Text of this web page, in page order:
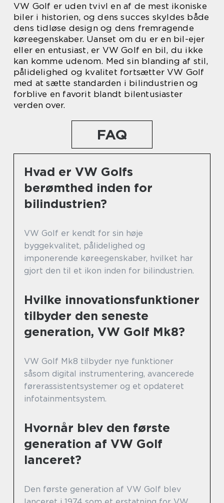
VW Golf er uden tvivl en af de mest ikoniske
biler i historien, og dens succes skyldes både
dens tidløse design og dens fremragende
køreegenskaber. Uanset om du er en bil-ejer
eller en entusiast, er VW Golf en bil, du ikke
kan komme udenom. Med sin blanding af stil,
pålidelighed og kvalitet fortsætter VW Golf
med at sætte standarden i bilindustrien og
forblive en favorit blandt bilentusiaster
verden over.
FAQ
Hvad er VW Golfs
berømthed inden for
bilindustrien?
VW Golf er kendt for sin høje
byggekvalitet, pålidelighed og
imponerende køreegenskaber, hvilket har
gjort den til et ikon inden for bilindustrien.
Hvilke innovationsfunktioner
tilbyder den seneste
generation, VW Golf Mk8?
VW Golf Mk8 tilbyder nye funktioner
såsom digital instrumentering, avancerede
førerassistentsystemer og et opdateret
infotainmentsystem.
Hvornår blev den første
generation af VW Golf
lanceret?
Den første generation af VW Golf blev